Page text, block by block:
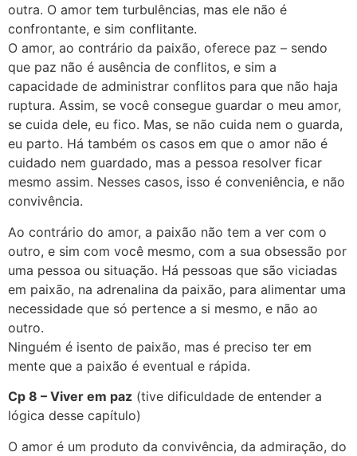
outra. O amor tem turbulências, mas ele não é
confrontante, e sim conflitante.
O amor, ao contrário da paixão, oferece paz – sendo
que paz não é ausência de conflitos, e sim a
capacidade de administrar conflitos para que não haja
ruptura. Assim, se você consegue guardar o meu amor,
se cuida dele, eu fico. Mas, se não cuida nem o guarda,
eu parto. Há também os casos em que o amor não é
cuidado nem guardado, mas a pessoa resolver ficar
mesmo assim. Nesses casos, isso é conveniência, e não
convivência.
Ao contrário do amor, a paixão não tem a ver com o
outro, e sim com você mesmo, com a sua obsessão por
uma pessoa ou situação. Há pessoas que são viciadas
em paixão, na adrenalina da paixão, para alimentar uma
necessidade que só pertence a si mesmo, e não ao
outro.
Ninguém é isento de paixão, mas é preciso ter em
mente que a paixão é eventual e rápida.
Cp 8 – Viver em paz (tive dificuldade de entender a
lógica desse capítulo)
O amor é um produto da convivência, da admiração, do